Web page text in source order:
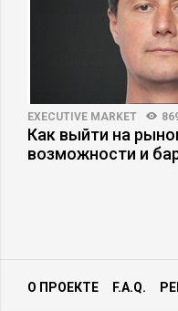
EXECUTIVE MARKET
Как выйти на
возможности и
О ПРОЕКТЕ F.A.Q.